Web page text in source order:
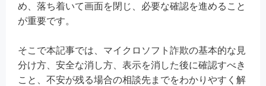
め、落ち着いて画面を閉じ、必要な確認を進めること
が重要です。
そこで本記事では、マイクロソフト詐欺の基本的な見
分け方、安全な消し方、表示を消した後に確認すべき
こと、不安が残る場合の相談先までをわかりやすく解